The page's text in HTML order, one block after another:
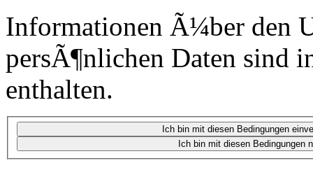
Informationen Ã¼ber den
persÃ¶nlichen Daten sind
enthalten.